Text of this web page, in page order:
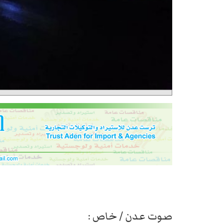
صوت عدن / خاص :